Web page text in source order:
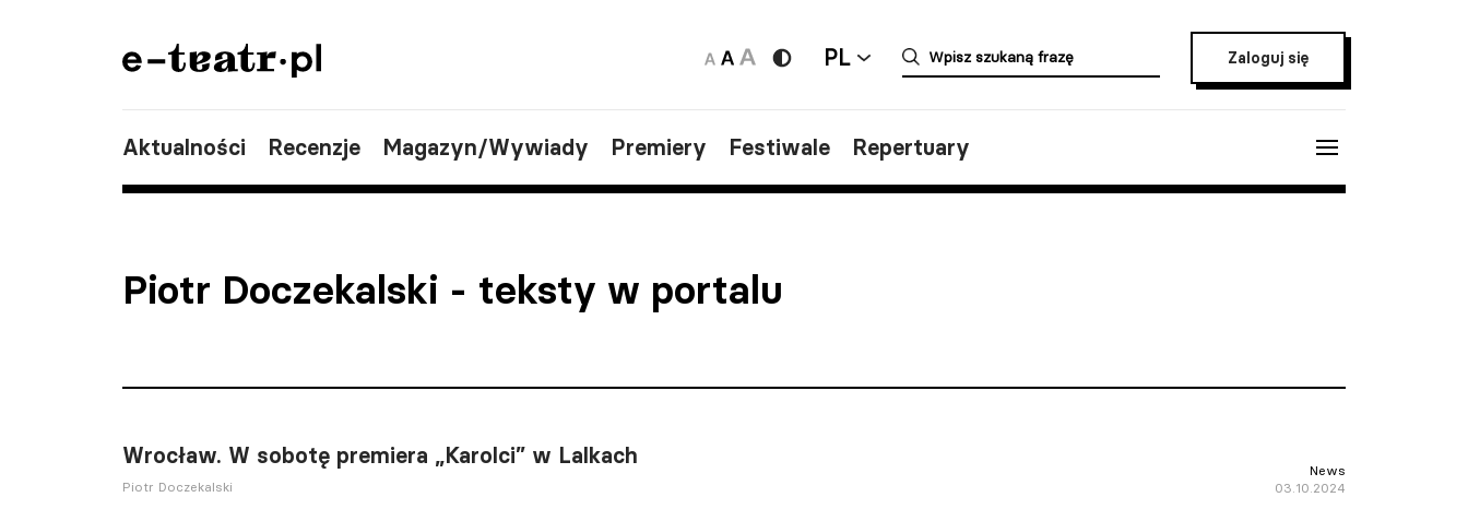
PL Zaloguj się
Aktualności Recenzje Magazyn/Wywiady Premiery Festiwale Repertuary
Piotr Doczekalski - teksty w portalu
Wrocław. W sobotę premiera „Karolci” w Lalkach
Piotr Doczekalski
News
03.10.2024